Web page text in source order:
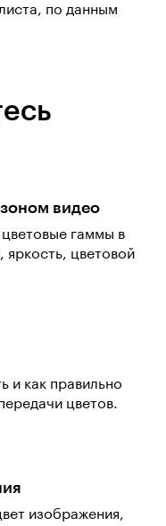
по данным
видео
цветовые гаммы в
яркость, цветовой
и как правильно
цветов.
изображения,